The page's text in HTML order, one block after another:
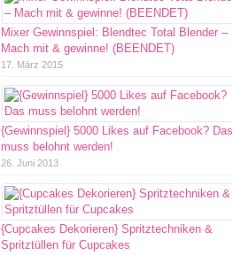
Mixer Gewinnspiel: Blendtec Total Blender –
Mach mit & gewinne! (BEENDET)
17. März 2015
{Gewinnspiel} 5000 Likes auf Facebook? Das
muss belohnt werden!
26. Juni 2013
{Cupcakes Dekorieren} Spritztechniken &
Spritztüllen für Cupcakes